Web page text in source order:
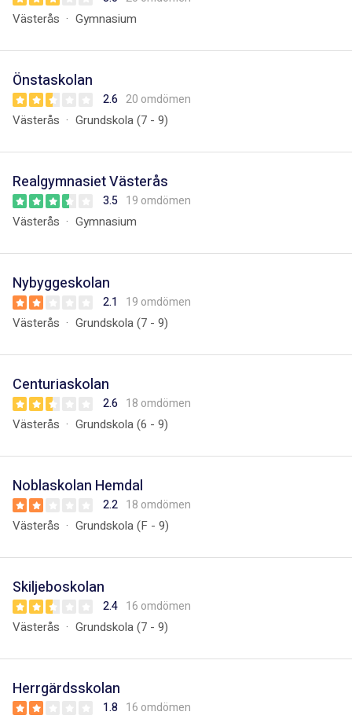
Västerås Gymnasium
Önstaskolan
2.6 20 omdömen
Västerås Grundskola (7 - 9)
Realgymnasiet Västerås
3.5 19 omdömen
Västerås Gymnasium
Nybyggeskolan
2.1 19 omdömen
Västerås Grundskola (7 - 9)
Centuriaskolan
2.6 18 omdömen
Västerås Grundskola (6 - 9)
Noblaskolan Hemdal
2.2 18 omdömen
Västerås Grundskola (F - 9)
Skiljeboskolan
2.4 16 omdömen
Västerås Grundskola (7 - 9)
Herrgärdsskolan
1.8 16 omdömen